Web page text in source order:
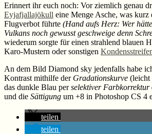
Erinnert ihr euch noch: Vor ziemlich genau
Eyjafjallajökull eine Menge Asche, was kurz
Flugverbot führte (Hand aufs Herz: Wer
Vulkans noch gewusst geschweige denn
wiederum sorgte für einen strahlend blauen
Karo-Mustern oder sonstigen
An dem Bild Diamond sky jedenfalls habe
Kontrast mithilfe der Gradationskurve (leicht
das dunkle Blau perselektiver Farbkorrektur
und die Sättigung um +8 in Photoshop CS 4
teilen
teilen